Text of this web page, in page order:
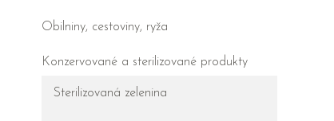
Obilniny, cestoviny, ryža
Konzervované a sterilizované produkty
Sterilizovaná zelenina